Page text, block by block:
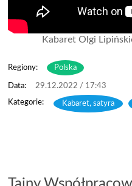
Kabaret Olgi
Regiony: Polska
29.12.2022 / 17:43
Kabaret, satyra ,